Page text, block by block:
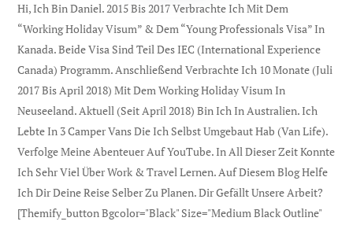
Hi, Ich Bin Daniel. 2015 Bis 2017 Verbrachte Ich Mit Dem
“Working Holiday Visum” & Dem “Young Professionals Visa” In
Kanada. Beide Visa Sind Teil Des IEC (international Experience
Canada) Programm. Anschließend Verbrachte Ich 10 Monate (Juli
2017 Bis April 2018) Mit Dem Working Holiday Visum In
Neuseeland. Aktuell (seit April 2018) Bin Ich In Australien. Ich
Lebte In 3 Camper Vans Die Ich Selbst Umgebaut Hab (Van Life).
Verfolge Meine Abenteuer Auf YouTube. In All Dieser Zeit Konnte
Ich Sehr Viel Über Work & Travel Lernen. Auf Diesem Blog Helfe
Ich Dir Deine Reise Selber Zu Planen. Dir Gefällt Unsere Arbeit?
[themify_button Bgcolor="black" Size="medium Black Outline"